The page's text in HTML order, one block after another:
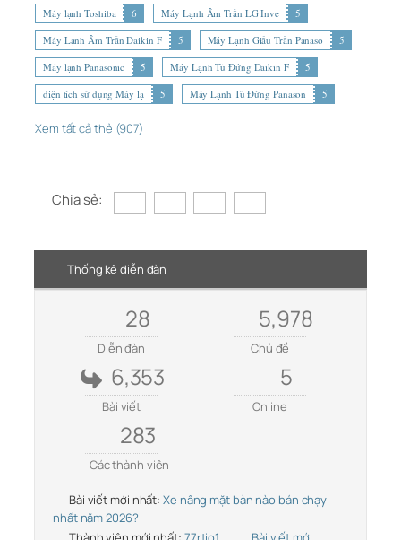
Máy lạnh Toshiba
6 Máy Lạnh Âm Trần LG Inve
5
Máy Lạnh Âm Trần Daikin F
5 Máy Lạnh Giấu Trần Panaso
5
Máy lạnh Panasonic
5 Máy Lạnh Tủ Đứng Daikin F
5
diện tích sử dụng Máy lạ
5 Máy Lạnh Tủ Đứng Panason 5
Xem tất cả thẻ (907)
Chia sẻ:
Thống kê diễn đàn
28
Diễn đàn
5,978
Chủ đề
6,353
Bài viết
5
Online
283
Các thành viên
Bài viết mới nhất: Xe nâng mặt bàn nào bán chạy
nhất năm 2026?